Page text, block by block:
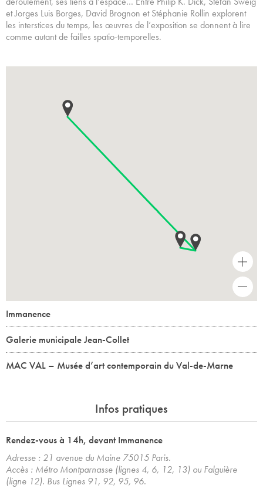
et Jorges Luis Borges, David Brognon et Stéphanie Rollin explorent
les interstices du temps, les œuvres de l’exposition se donnent à lire
comme autant de failles spatio-temporelles.
+
Immanence
Galerie municipale Jean-Collet
MAC VAL – Musée d’art contemporain du Val-de-Marne
Infos pratiques
Rendez-vous à 14h, devant Immanence
Adresse : 21 avenue du Maine 75015 Paris.
Accès : Métro Montparnasse (lignes 4, 6, 12, 13) ou Falguière
(ligne 12). Bus Lignes 91, 92, 95, 96.